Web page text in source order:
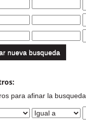
nueva busqueda
para afinar la busqueda.